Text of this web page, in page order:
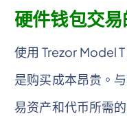
硬件钱包交
使用 Trezor Model
是购买成本昂贵。
易资产和代币所需